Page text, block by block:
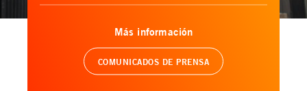
Más información
COMUNICADOS DE PRENSA